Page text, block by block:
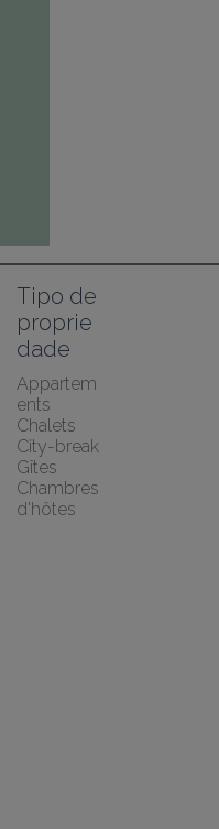
Tipo de
proprie
dade
Appartem
ents
Chalets
City-break
Gîtes
Chambres
d'hôtes